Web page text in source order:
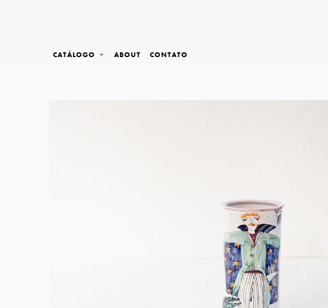
CATÁLOGO ABOUT CONTATO